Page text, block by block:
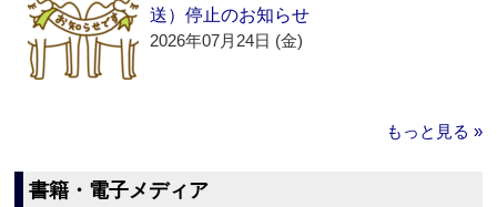
送）停止のお知らせ
2026年07月24日 (金)
もっと見る »
書籍・電子メディア